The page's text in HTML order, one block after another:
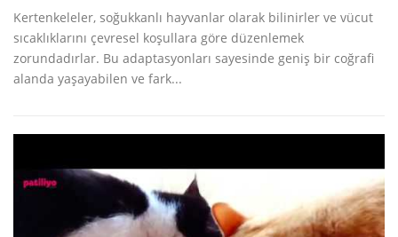
Kertenkeleler, soğukkanlı hayvanlar olarak bilinirler ve vücut
sıcaklıklarını çevresel koşullara göre düzenlemek
zorundadırlar. Bu adaptasyonları sayesinde geniş bir coğrafi
alanda yaşayabilen ve fark...